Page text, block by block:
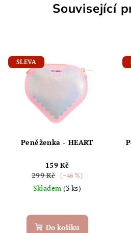
Související
SLEVA
Peněženka - HEART
159 Kč
299 Kč
(–46 %)
Skladem (3 ks)
Do košíku